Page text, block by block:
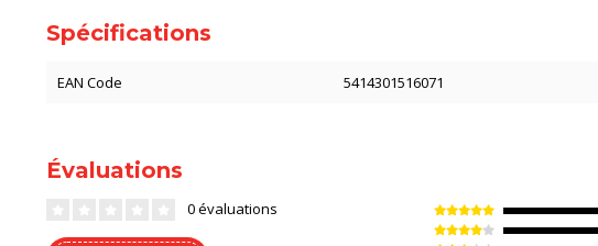
Spécifications
EAN Code 5414301516071
Évaluations
0 évaluations